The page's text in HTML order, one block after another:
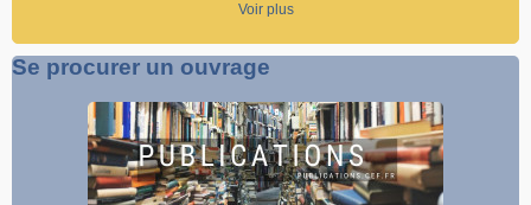
Voir plus
Se procurer un ouvrage